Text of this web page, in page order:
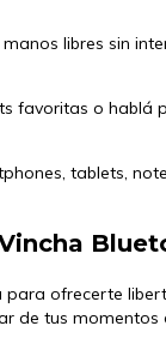
libres sin
favoritas o
tablets,
para ofrecerte
de tus momentos